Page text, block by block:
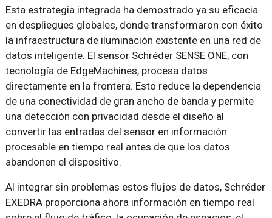
Esta estrategia integrada ha demostrado ya su eficacia
en despliegues globales, donde transformaron con éxito
la infraestructura de iluminación existente en una red de
datos inteligente. El sensor Schréder SENSE ONE, con
tecnología de EdgeMachines, procesa datos
directamente en la frontera. Esto reduce la dependencia
de una conectividad de gran ancho de banda y permite
una detección con privacidad desde el diseño al
convertir las entradas del sensor en información
procesable en tiempo real antes de que los datos
abandonen el dispositivo.
Al integrar sin problemas estos flujos de datos, Schréder
EXEDRA proporciona ahora información en tiempo real